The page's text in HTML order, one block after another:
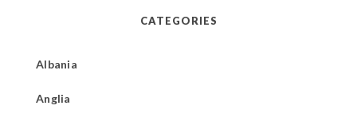
CATEGORIES
Albania
Anglia